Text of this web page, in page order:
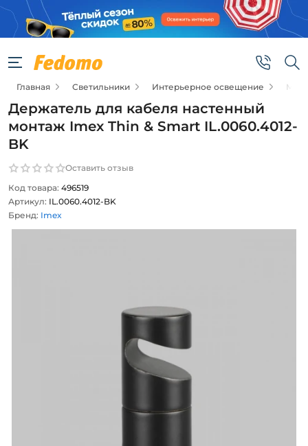
Главная Светильники Интерьерное освещение
Держатель для кабеля настенный
монтаж Imex Thin & Smart IL.0060.4012-
BK
Оставить отзыв
Код товара: 496519
Артикул: IL.0060.4012-BK
Бренд: Imex